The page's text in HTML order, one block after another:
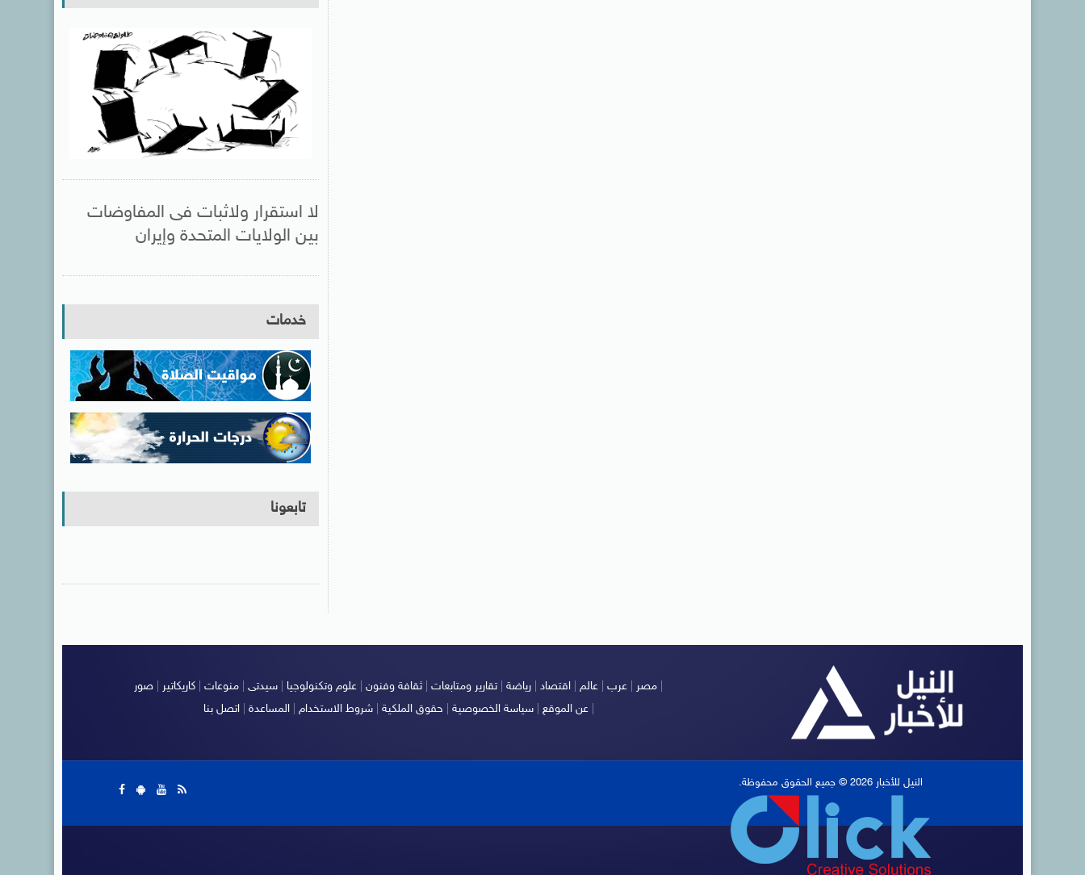
لا استقرار ولاثبات فى المفاوضات
بين الولايات المتحدة وإيران
خدمات
تابعونا
مصر عرب عالم اقتصاد رياضة |تقارير ومتابعات |ثقافة وفنون علوم وتكنولوجيا سيدتى منوعات كاريكاتير صور
عن الموقع |سياسة الخصوصية حقوق الملكية |شروط الاستخدام |المساعدة |اتصل بنا |
النيل للأخبار 2026 © جميع الحقوق محفوظة.